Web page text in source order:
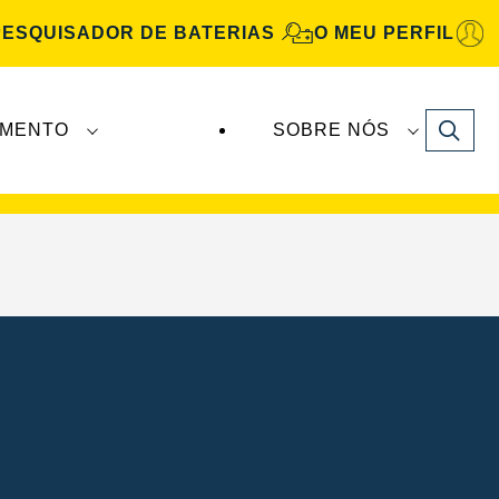
DE BATERIAS O MEU PERFIL
SOBRE NÓS Search